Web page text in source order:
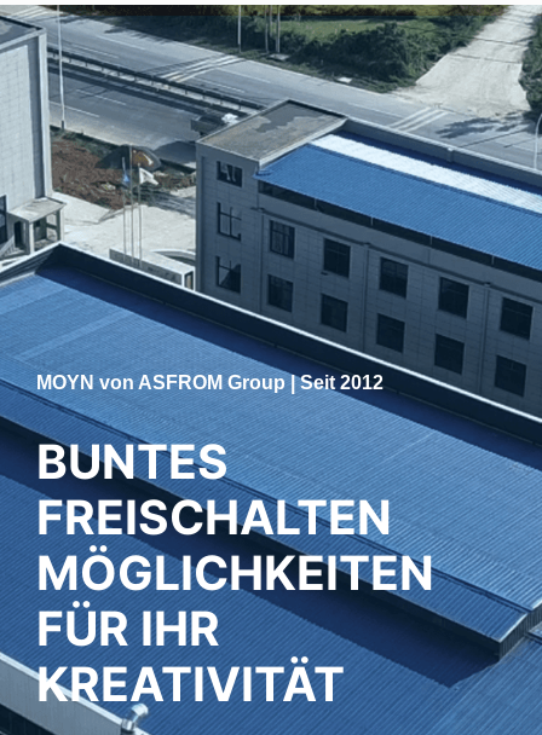
MOYN von ASFROM Group | Seit 2012
BUNTES
FREISCHALTEN
MÖGLICHKEITEN
FÜR IHR
KREATIVITÄT